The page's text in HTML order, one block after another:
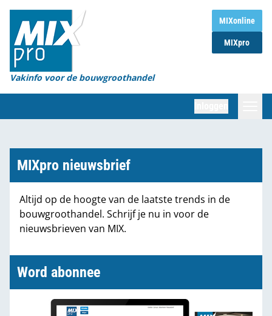
MIXonline
MIXpro
Vakinfo voor de bouwgroothandel
Home
Magazines
Organisaties
Marktcijfers
Partners
MIXpro nieuwsbrief
Altijd op de hoogte van de laatste trends in de
bouwgroothandel. Schrijf je nu in voor de
nieuwsbrieven van MIX.
Word abonnee